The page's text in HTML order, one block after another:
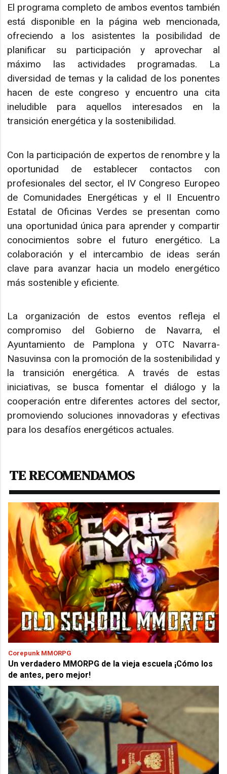
El programa completo de ambos eventos también
está disponible en la página web mencionada,
ofreciendo a los asistentes la posibilidad de
planificar su participación y aprovechar al
máximo las actividades programadas. La
diversidad de temas y la calidad de los ponentes
hacen de este congreso y encuentro una cita
ineludible para aquellos interesados en la
transición energética y la sostenibilidad.
Con la participación de expertos de renombre y la
oportunidad de establecer contactos con
profesionales del sector, el IV Congreso Europeo
de Comunidades Energéticas y el II Encuentro
Estatal de Oficinas Verdes se presentan como
una oportunidad única para aprender y compartir
conocimientos sobre el futuro energético. La
colaboración y el intercambio de ideas serán
clave para avanzar hacia un modelo energético
más sostenible y eficiente.
La organización de estos eventos refleja el
compromiso del Gobierno de Navarra, el
Ayuntamiento de Pamplona y OTC Navarra-
Nasuvinsa con la promoción de la sostenibilidad y
la transición energética. A través de estas
iniciativas, se busca fomentar el diálogo y la
cooperación entre diferentes actores del sector,
promoviendo soluciones innovadoras y efectivas
para los desafíos energéticos actuales.
TE RECOMENDAMOS
Corepunk MMORPG
Un verdadero MMORPG de la vieja escuela ¡Cómo los
de antes, pero mejor!